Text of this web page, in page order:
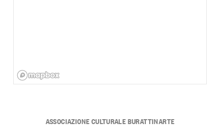
ASSOCIAZIONE CULTURALE BURATTINARTE